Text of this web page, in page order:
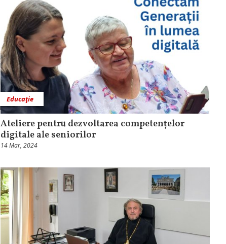
Educaţie
Ateliere pentru dezvoltarea competențelor
digitale ale seniorilor
14 Mar, 2024